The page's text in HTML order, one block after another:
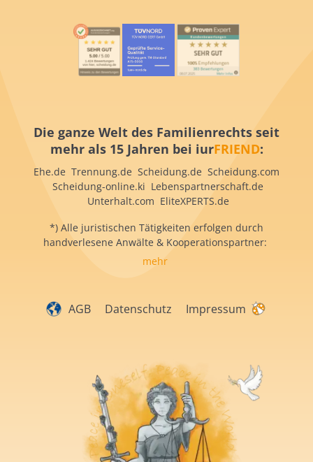
Die ganze Welt des Familienrechts seit
mehr als 15 Jahren bei iurFRIEND:
Ehe.de Trennung.de Scheidung.de Scheidung.com
Scheidung-online.ki Lebenspartnerschaft.de
Unterhalt.com EliteXPERTS.de
*) Alle juristischen Tätigkeiten erfolgen durch
handverlesene Anwälte & Kooperationspartner:
mehr
AGB Datenschutz Impressum